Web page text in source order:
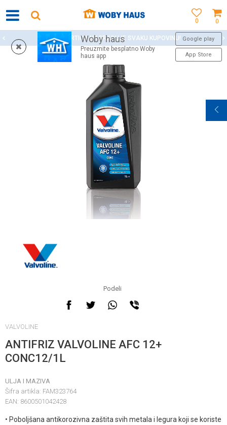
0
0
Woby haus
Preuzmite besplatno Woby
haus app
Google play
App Store
WOBY KARTICA NAGRAĐUJE SVAKU KUPOVINU!
Podeli
VALVOLINE
ANTIFRIZ VALVOLINE AFC 12+
CONC12/1L
ULJA I MAZIVA
Šifra artikla: FAM323764
EAN: 8600501042428
• Poboljšana antikorozivna zaštita svih metala i legura koji se koriste